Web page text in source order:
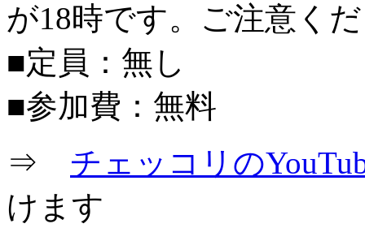
が18時です。ご注意く
■定員：無し
■参加費：無料
⇒ チェッコリの
けます